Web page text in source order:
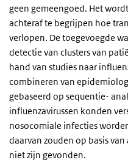
geen gemeengoed. Het
achteraf te begrijpen hoe
verlopen. De toegevoegde
detectie van clusters van
hand van studies naar
combineren van
gebaseerd op sequentie-
influenzavirussen konden
nosocomiale infecties
daarvan zouden op basis
niet zijn gevonden.